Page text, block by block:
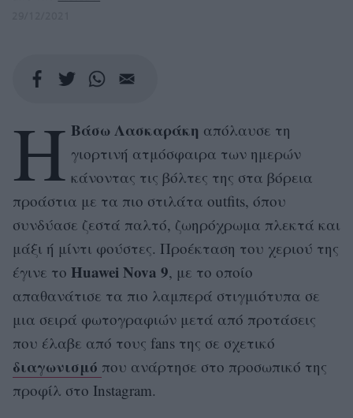
Η Βάσω Λασκαράκη απόλαυσε τη
γιορτινή ατμόσφαιρα των ημερών
κάνοντας τις βόλτες της στα βόρεια
προάστια με τα πιο στιλάτα outfits, όπου
συνδύασε ζεστά παλτό, ζωηρόχρωμα πλεκτά και
μάξι ή μίντι φούστες. Προέκταση του χεριού της
έγινε το Huawei Nova 9, με το οποίο
απαθανάτισε τα πιο λαμπερά στιγμιότυπα σε
μια σειρά φωτογραφιών μετά από προτάσεις
που έλαβε από τους fans της σε σχετικό
διαγωνισμό που ανάρτησε στο προσωπικό της
προφίλ στο Instagram.